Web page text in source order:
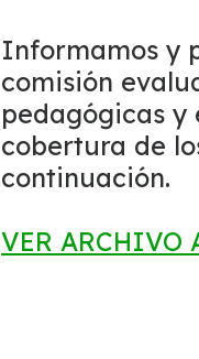
Informamos y
comisión
pedagógicas y
cobertura de
continuación.
VER ARCHIVO